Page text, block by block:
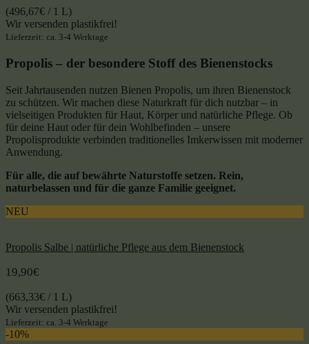
(496,67€ / 1 L)
Wir versenden plastikfrei!
Lieferzeit: ca. 3-4 Werktage
Propolis – der besondere Stoff des Bienenstocks
Seit Jahrtausenden nutzen Bienen Propolis, um ihren Bienenstock
zu schützen. Wir machen diese Naturkraft für dich nutzbar – in
vielseitigen Produkten für Haut, Körper und natürliche Pflege. Ob
für deine Haut oder für dein Wohlbefinden – unsere
Propolisprodukte verbinden traditionelles Imkerwissen mit moderner
Anwendung.
Für alle, die auf bewährte Naturstoffe setzen. Rein,
naturbelassen und für die ganze Familie geeignet.
NEU
Propolis Salbe | natürliche Pflege aus dem Bienenstock
19,90€
(663,33€ / 1 L)
Wir versenden plastikfrei!
Lieferzeit: ca. 3-4 Werktage
-10%